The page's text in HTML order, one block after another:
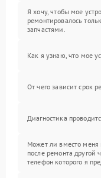
Я хочу, чтобы мое
ремонтировалось
запчастями.
Как я узнаю, что мое
От чего зависит срок
Диагностика
Может ли вместо меня
после ремонта другой
телефон которого я